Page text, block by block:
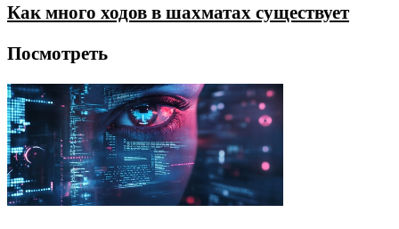
Как много ходов в шахматах существует
Посмотреть